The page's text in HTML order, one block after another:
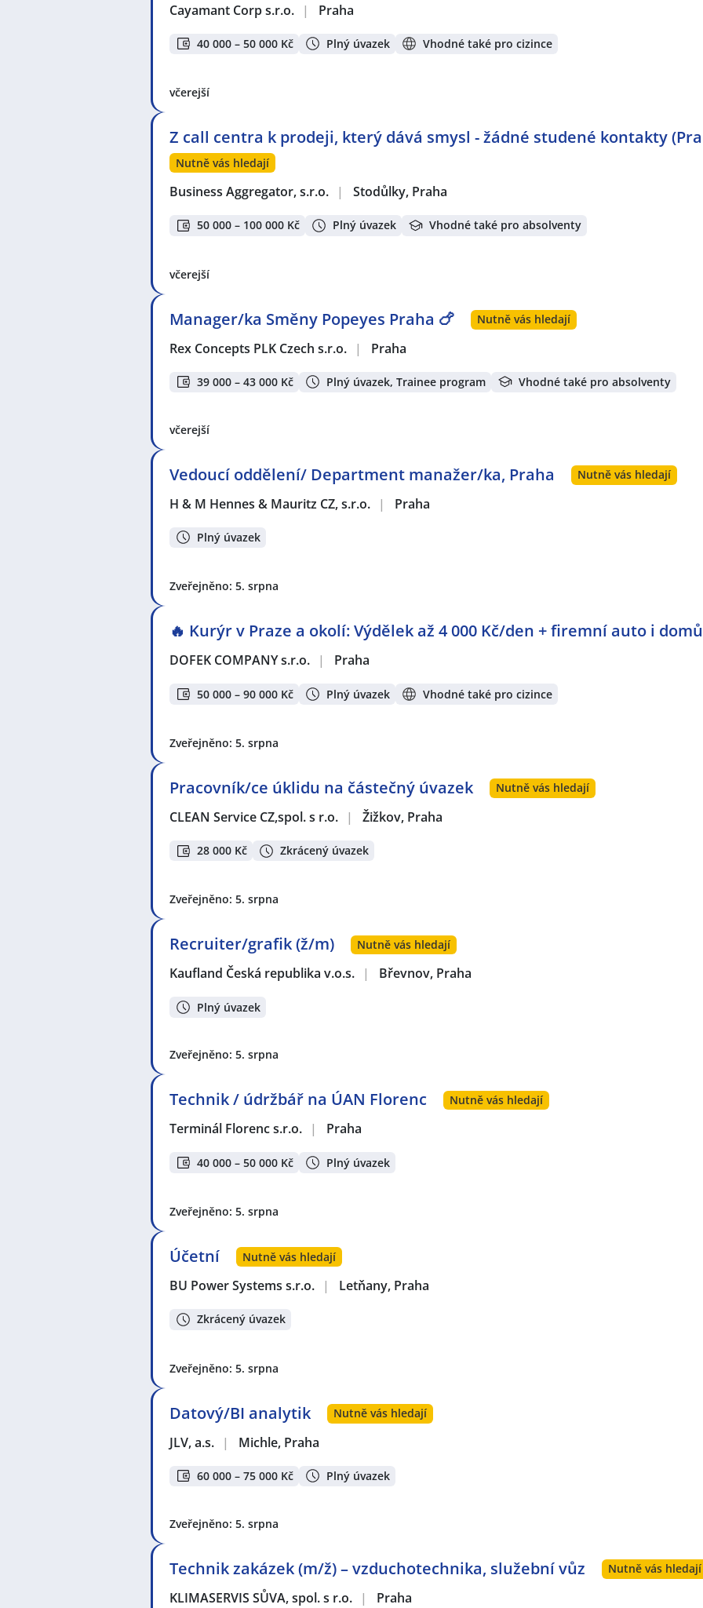
Cayamant Corp s.r.o. | Praha
40 000 – 50 000 Kč Plný úvazek Vhodné také pro cizince
včerejší
Z call centra k prodeji, který dává smysl - žádné studené kontakty
Nutně vás hledají
Business Aggregator, s.r.o. | Stodůlky, Praha
50 000 – 100 000 Kč Plný úvazek Vhodné také pro absolventy
včerejší
Manager/ka Směny Popeyes Praha 🍗 Nutně vás hledají
Rex Concepts PLK Czech s.r.o. | Praha
39 000 – 43 000 Kč Plný úvazek, Trainee program Vhodné také pro absolventy
včerejší
Vedoucí oddělení/ Department manažer/ka, Praha Nutně vás hledají
H & M Hennes & Mauritz CZ, s.r.o. | Praha
Plný úvazek
Zveřejněno: 5. srpna
🔥 Kurýr v Praze a okolí: Výdělek až 4 000 Kč/den + firemní auto i
DOFEK COMPANY s.r.o. | Praha
50 000 – 90 000 Kč Plný úvazek Vhodné také pro cizince
Zveřejněno: 5. srpna
Pracovník/ce úklidu na částečný úvazek Nutně vás hledají
CLEAN Service CZ,spol. s r.o. | Žižkov, Praha
28 000 Kč Zkrácený úvazek
Zveřejněno: 5. srpna
Recruiter/grafik (ž/m) Nutně vás hledají
Kaufland Česká republika v.o.s. | Břevnov, Praha
Plný úvazek
Zveřejněno: 5. srpna
Technik / údržbář na ÚAN Florenc Nutně vás hledají
Terminál Florenc s.r.o. | Praha
40 000 – 50 000 Kč Plný úvazek
Zveřejněno: 5. srpna
Účetní Nutně vás hledají
BU Power Systems s.r.o. | Letňany, Praha
Zkrácený úvazek
Zveřejněno: 5. srpna
Datový/BI analytik Nutně vás hledají
JLV, a.s. | Michle, Praha
60 000 – 75 000 Kč Plný úvazek
Zveřejněno: 5. srpna
Technik zakázek (m/ž) – vzduchotechnika, služební vůz Nutně vás hledají
KLIMASERVIS SŮVA, spol. s r.o. | Praha